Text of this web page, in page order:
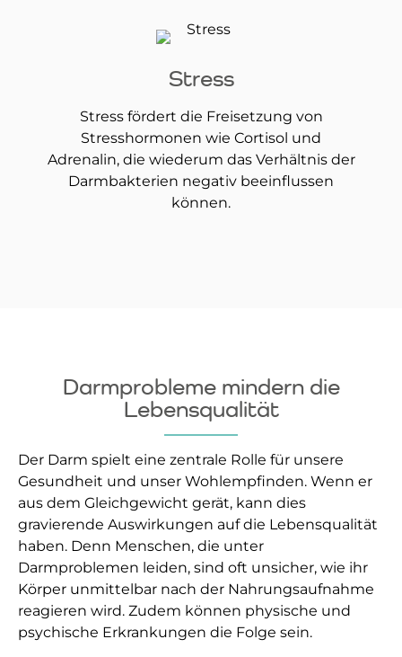
Stress
Stress fördert die Freisetzung von
Stresshormonen wie Cortisol und
Adrenalin, die wiederum das Verhältnis der
Darmbakterien negativ beeinflussen
können.
Darmprobleme mindern die
Lebensqualität
Der Darm spielt eine zentrale Rolle für unsere
Gesundheit und unser Wohlempfinden. Wenn er
aus dem Gleichgewicht gerät, kann dies
gravierende Auswirkungen auf die Lebensqualität
haben. Denn Menschen, die unter
Darmproblemen leiden, sind oft unsicher, wie ihr
Körper unmittelbar nach der Nahrungsaufnahme
reagieren wird. Zudem können physische und
psychische Erkrankungen die Folge sein.